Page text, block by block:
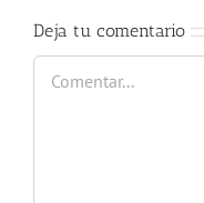
Deja tu comentario
Comentar